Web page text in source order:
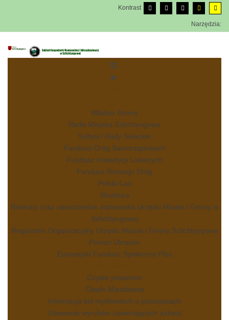
Kontrast
Narzędzia:
Władze Gminy
Rada Miejska Szlichtyngowa
Sołtysi i Rady Sołeckie
Fundusz Dróg Samorządowych
Fundusz Inwestycji Lokalnych
Fundusz Rozwoju Dróg
Polski Ład
Struktura
Referaty oraz samodzielne stanowiska Urzędu Miasta i Gminy w
Szlichtyngowej
Regulamin Organizacyjny Urzędu Miasta i Gminy Szlichtyngowa
Pomoc Ukrainie
Europejski Fundusz Społeczny Plus
Czyste powietrze
Ciepłe Mieszkanie
Informacja kół myśliwskich o polowaniach
Usuwanie wyrobów zawierających azbest